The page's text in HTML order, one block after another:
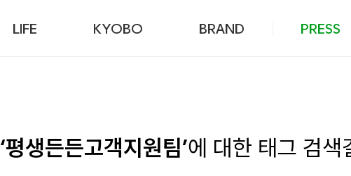
LIFE KYOBO BRAND PRESS
‘평생든든고객지원팀’에 대한 태그 검색